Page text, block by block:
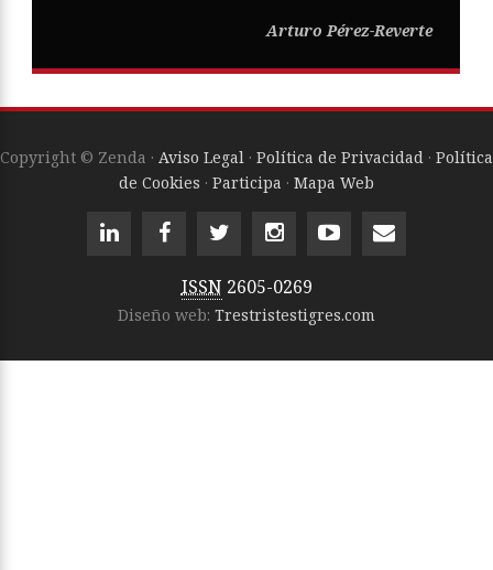
Arturo Pérez-Reverte
Copyright © Zenda · Aviso Legal · Política de Privacidad · Política
de Cookies · Participa · Mapa Web
ISSN 2605-0269
Diseño web: Trestristestigres.com